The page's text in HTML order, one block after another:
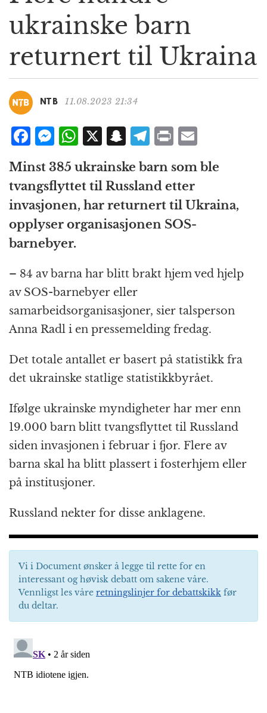
a
t
ukrainske barn
returnert til Ukraina
NTB 11.08.2023 21:34
F
c
e
b
o
o
k
M
ss
e
n
g
e
r
W
h
at
s
A
p
X S
n
a
p
c
h
T
e
g
r
a
P
n
t
m
ai
l
Minst 385 ukrainske barn som ble
tvangsflyttet til Russland etter
invasjonen, har returnert til Ukraina,
opplyser organisasjonen SOS-
barnebyer.
– 84 av barna har blitt brakt hjem ved hjelp
av SOS-barnebyer eller
samarbeidsorganisasjoner, sier talsperson
Anna Radl i en pressemelding fredag.
Det totale antallet er basert på statistikk fra
det ukrainske statlige statistikkbyrået.
Ifølge ukrainske myndigheter har mer enn
19.000 barn blitt tvangsflyttet til Russland
siden invasjonen i februar i fjor. Flere av
barna skal ha blitt plassert i fosterhjem eller
på institusjoner.
Russland nekter for disse anklagene.
Vi i Document ønsker å legge til rette for en
interessant og høvisk debatt om sakene våre.
Vennligst les våre retningslinjer for debattskikk før
du deltar.